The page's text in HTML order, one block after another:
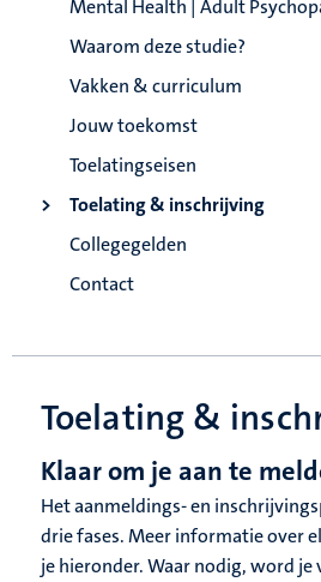
Mental Health | Adult
Waarom deze studie?
Vakken & curriculum
Jouw toekomst
Toelatingseisen
Toelating & inschrijving
Collegegelden
Contact
Toelating &
Klaar om je aan te
Het aanmeldings- en
drie fases. Meer informatie over
je hieronder. Waar nodig, word je